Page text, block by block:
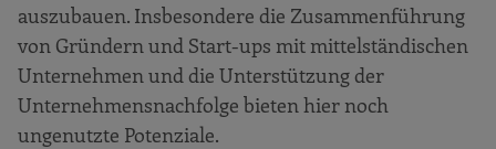
auszubauen. Insbesondere die Zusammenführung
von Gründern und Start-ups mit mittelständischen
Unternehmen und die Unterstützung der
Unternehmensnachfolge bieten hier noch
ungenutzte Potenziale.